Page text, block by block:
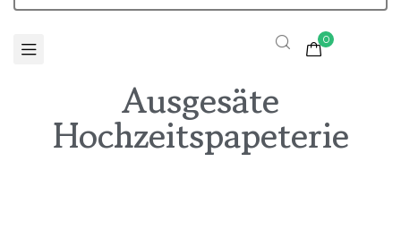
0
Ausgesäte
Hochzeitspapeterie